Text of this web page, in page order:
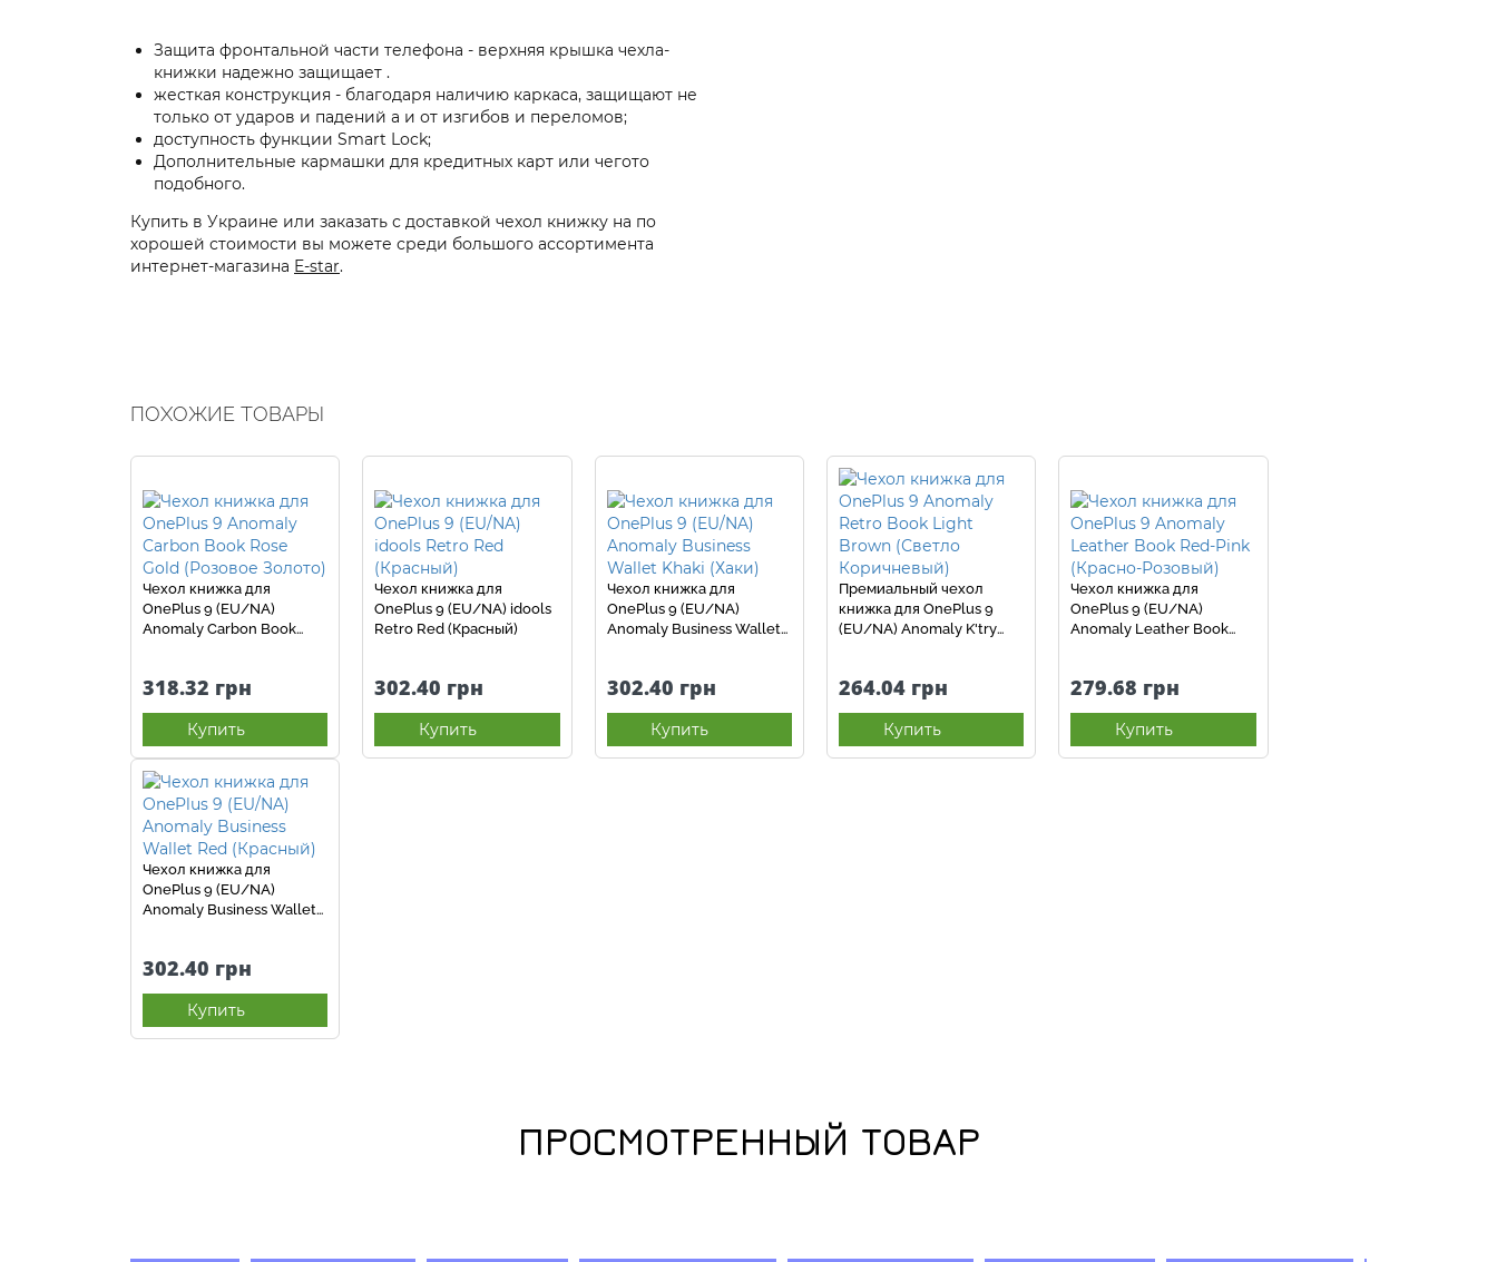
Защита фронтальной части телефона - верхняя крышка чехла-
книжки надежно защищает .
жесткая конструкция - благодаря наличию каркаса, защищают не
только от ударов и падений а и от изгибов и переломов;
доступность функции Smart Lock;
Дополнительные кармашки для кредитных карт или чегото
подобного.
Купить в Украине или заказать с доставкой чехол книжку на по
хорошей стоимости вы можете среди большого ассортимента
интернет-магазина E-star.
ПОХОЖИЕ ТОВАРЫ
Чехол книжка для
OnePlus 9 (EU/NA)
Anomaly Carbon Book
318.32 грн
Купить
Чехол книжка для
OnePlus 9 (EU/NA) idools
Retro Red (Красный)
302.40 грн
Купить
Чехол книжка для
OnePlus 9 (EU/NA)
Anomaly Business Wallet
302.40 грн
Купить
Премиальный чехол
книжка для OnePlus 9
(EU/NA) Anomaly K'try
264.04 грн
Купить
Чехол книжка для
OnePlus 9 (EU/NA)
Anomaly Leather Book
279.68 грн
Купить
Чехол книжка для
OnePlus 9 (EU/NA)
Anomaly Business Wallet
302.40 грн
Купить
ПРОСМОТРЕННЫЙ ТОВАР